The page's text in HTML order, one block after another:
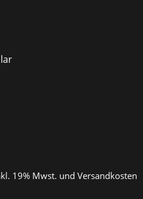
19% Mwst. und Versandkosten